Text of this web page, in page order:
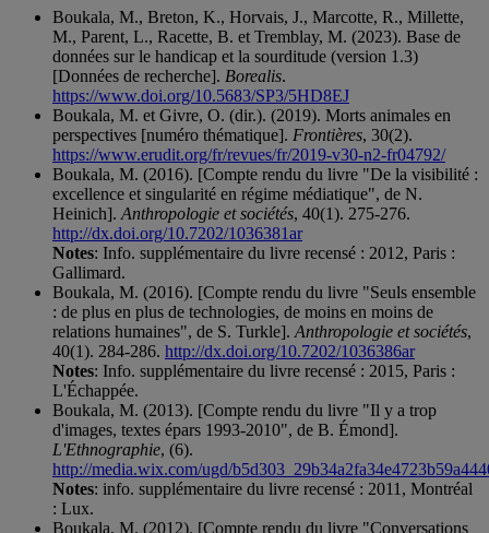
Boukala, M., Breton, K., Horvais, J., Marcotte, R., Millette,
M., Parent, L., Racette, B. et Tremblay, M. (2023). Base de
données sur le handicap et la sourditude (version 1.3)
[Données de recherche]. Borealis.
https://www.doi.org/10.5683/SP3/5HD8EJ
Boukala, M. et Givre, O. (dir.). (2019). Morts animales en
perspectives [numéro thématique]. Frontières, 30(2).
https://www.erudit.org/fr/revues/fr/2019-v30-n2-fr04792/
Boukala, M. (2016). [Compte rendu du livre "De la visibilité :
excellence et singularité en régime médiatique", de N.
Heinich]. Anthropologie et sociétés, 40(1). 275-276.
http://dx.doi.org/10.7202/1036381ar
Notes: Info. supplémentaire du livre recensé : 2012, Paris :
Gallimard.
Boukala, M. (2016). [Compte rendu du livre "Seuls ensemble
: de plus en plus de technologies, de moins en moins de
relations humaines", de S. Turkle]. Anthropologie et sociétés,
40(1). 284-286. http://dx.doi.org/10.7202/1036386ar
Notes: Info. supplémentaire du livre recensé : 2015, Paris :
L'Échappée.
Boukala, M. (2013). [Compte rendu du livre "Il y a trop
d'images, textes épars 1993-2010", de B. Émond].
L'Ethnographie, (6).
http://media.wix.com/ugd/
Notes: info. supplémentaire du livre recensé : 2011, Montréal
: Lux.
Boukala, M. (2012). [Compte rendu du livre "Conversations